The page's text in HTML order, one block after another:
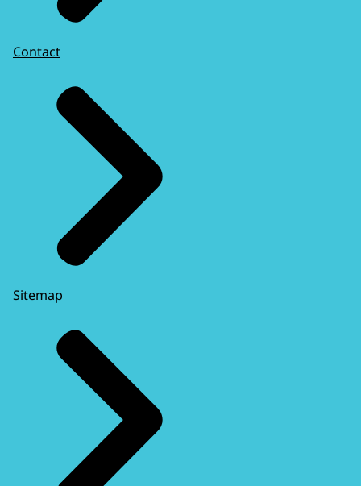
Contact
Sitemap